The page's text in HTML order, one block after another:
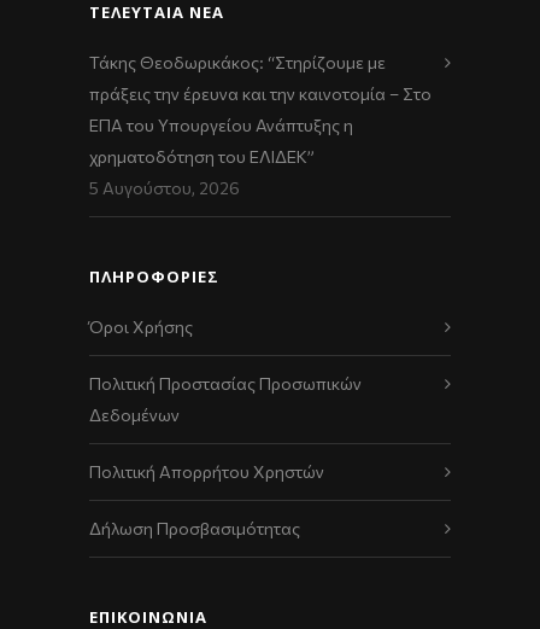
ΤΕΛΕΥΤΑΊΑ ΝΈΑ
Τάκης Θεοδωρικάκος: “Στηρίζουμε με
πράξεις την έρευνα και την καινοτομία – Στο
ΕΠΑ του Υπουργείου Ανάπτυξης η
χρηματοδότηση του ΕΛΙΔΕΚ”
5 Αυγούστου, 2026
ΠΛΗΡΟΦΟΡΙΕΣ
Όροι Χρήσης
Πολιτική Προστασίας Προσωπικών
Δεδομένων
Πολιτική Απορρήτου Χρηστών
Δήλωση Προσβασιμότητας
ΕΠΙΚΟΙΝΩΝΊΑ